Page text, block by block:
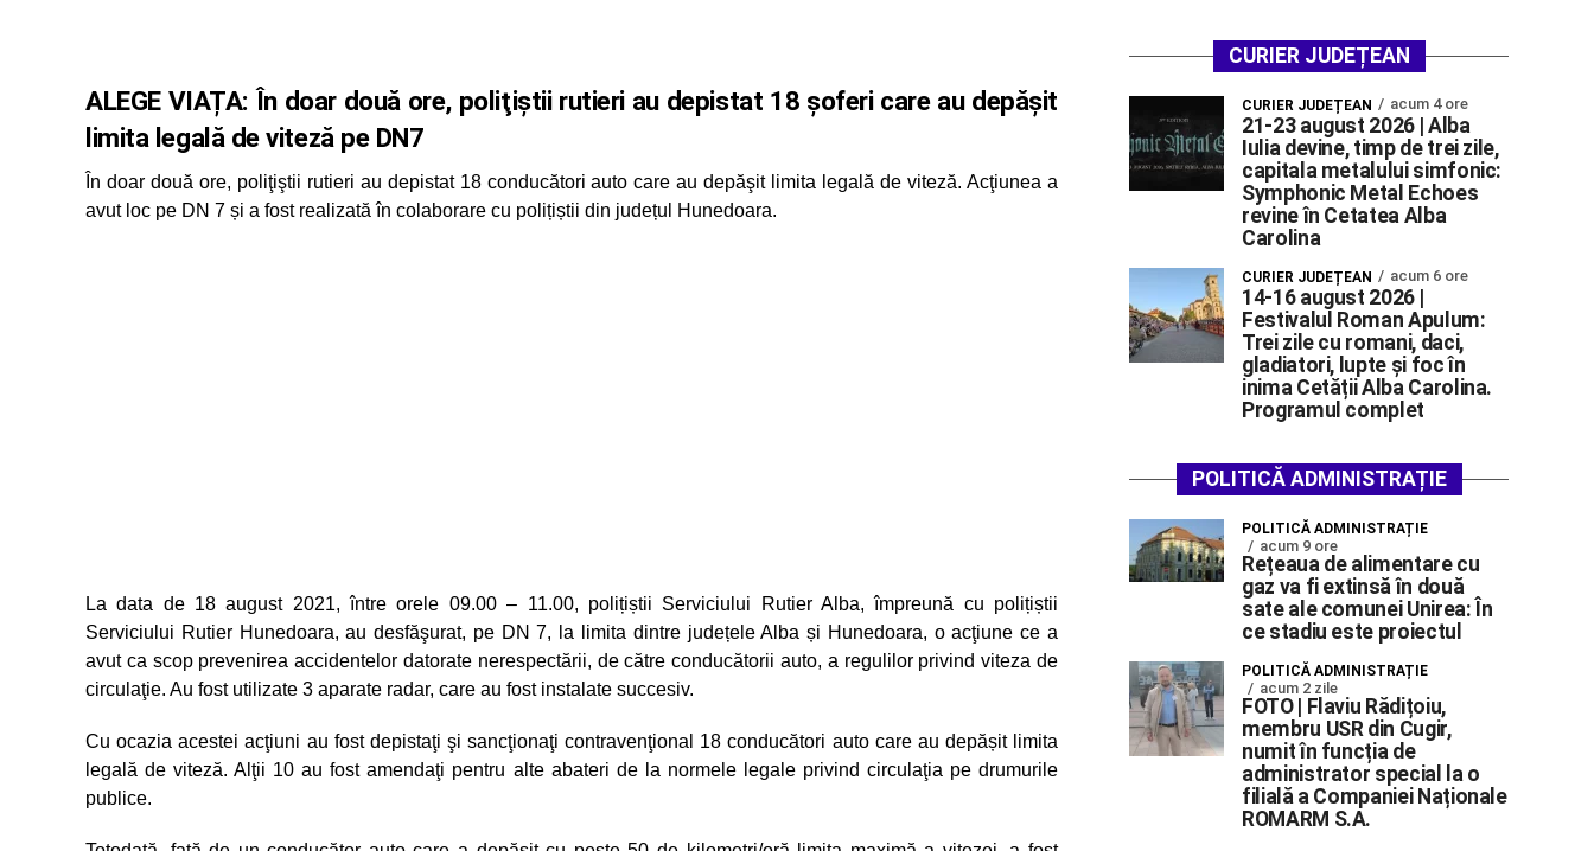
ALEGE VIAȚA: În doar două ore, poliţiştii rutieri au depistat 18 șoferi care au depăşit
limita legală de viteză pe DN7
În doar două ore, poliţiştii rutieri au depistat 18 conducători auto care au depăşit limita legală de viteză. Acţiunea a
avut loc pe DN 7 și a fost realizată în colaborare cu polițiștii din județul Hunedoara.
La data de 18 august 2021, între orele 09.00 – 11.00, polițiștii Serviciului Rutier Alba, împreună cu polițiștii
Serviciului Rutier Hunedoara, au desfăşurat, pe DN 7, la limita dintre județele Alba și Hunedoara, o acţiune ce a
avut ca scop prevenirea accidentelor datorate nerespectării, de către conducătorii auto, a regulilor privind viteza de
circulaţie. Au fost utilizate 3 aparate radar, care au fost instalate succesiv.
Cu ocazia acestei acţiuni au fost depistaţi şi sancţionaţi contravenţional 18 conducători auto care au depășit limita
legală de viteză. Alţii 10 au fost amendaţi pentru alte abateri de la normele legale privind circulaţia pe drumurile
publice.
CURIER JUDEȚEAN
CURIER JUDEȚEAN acum 4 ore
21-23 august 2026 | Alba
Iulia devine, timp de trei zile,
capitala metalului simfonic:
Symphonic Metal Echoes
revine în Cetatea Alba
Carolina
CURIER JUDEȚEAN acum 6 ore
14-16 august 2026 |
Festivalul Roman Apulum:
Trei zile cu romani, daci,
gladiatori, lupte și foc în
inima Cetății Alba Carolina.
Programul complet
POLITICĂ ADMINISTRAȚIE
POLITICĂ ADMINISTRAȚIE
acum 9 ore
Rețeaua de alimentare cu
gaz va fi extinsă în două
sate ale comunei Unirea: În
ce stadiu este proiectul
POLITICĂ ADMINISTRAȚIE
acum 2 zile
FOTO | Flaviu Rădițoiu,
membru USR din Cugir,
numit în funcția de
administrator special la o
filială a Companiei Naționale
ROMARM S.A.